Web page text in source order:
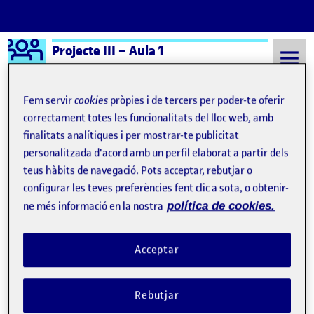
Saltar al contingut
Logo Ágora
Projecte III – Aula 1
Semestre 20241 - Aula 1 Apasionado lector de mi ser
Apasionado lector de mi
ser
La biografía como Historia
Úrsula Bischofberger Valdes
Bischofberger U (2024) Borrador de diagrama sobre la biografía
como Historia humana (Dibujo en A3 con lápices, rotuladores y
Fem servircookies pròpies i de tercers per poder-te oferir
correctament totes les funcionalitats del lloc web, amb
finalitats analítiques i per mostrar-te publicitat
personalitzada d'acord amb un perfil elaborat a partir dels
teus hàbits de navegació. Pots acceptar, rebutjar o
configurar les teves preferències fent clic a sota, o obtenir-
ne més informació en la nostra política de cookies.
Rebutjar
Acceptar